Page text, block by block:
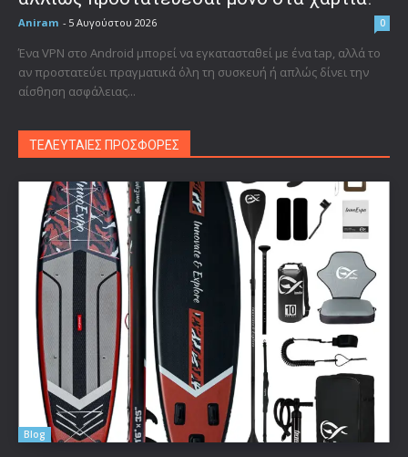
Aniram - 5 Αυγούστου 2026 0
Ένα VPN στο Android μπορεί να εγκατασταθεί με ένα tap, αλλά το
αν προστατεύει πραγματικά όλη τη συσκευή ή απλώς δίνει την
αίσθηση ασφάλειας...
ΤΕΛΕΥΤΑΙΕΣ ΠΡΟΣΦΟΡΕΣ
Blog